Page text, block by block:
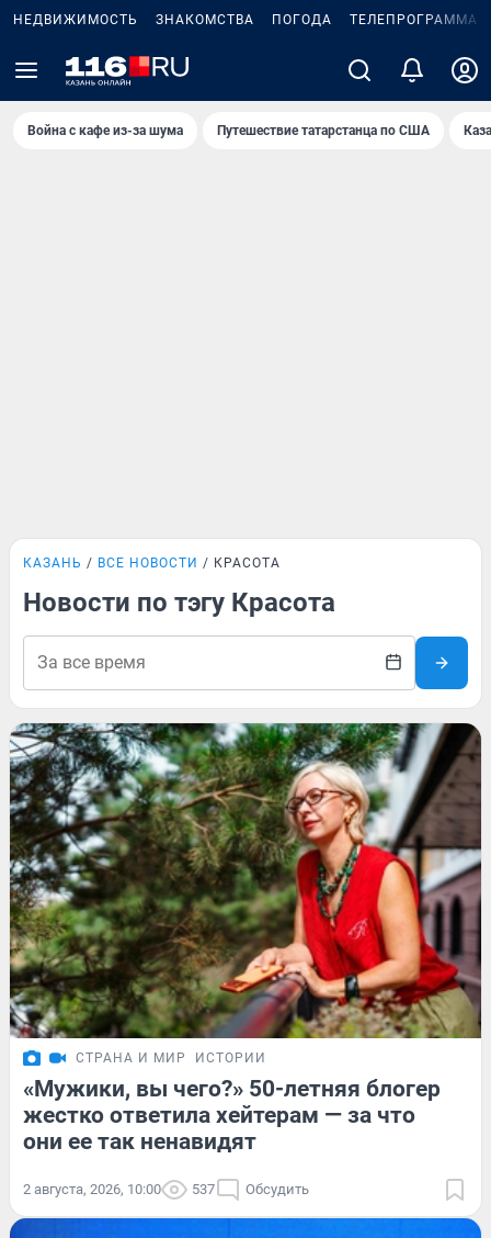
НЕДВИЖИМОСТЬ ЗНАКОМСТВА ПОГОДА ТЕЛЕПРОГРАММА
Война с кафе из-за шума Путешествие татарстанца по США
КАЗАНЬ ВСЕ НОВОСТИ КРАСОТА
Новости по тэгу Красота
СТРАНА И МИР ИСТОРИИ
«Мужики, вы чего?» 50-летняя блогер
жестко ответила хейтерам — за что
они ее так ненавидят
2 августа, 2026, 10:00 537 Обсудить